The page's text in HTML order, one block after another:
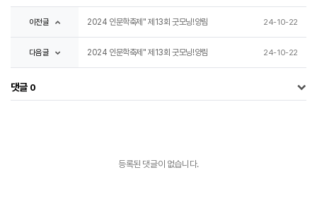
이전글 2024 인문학축제" 제13회 굿모닝!양림 24-10-22
다음글 2024 인문학축제" 제13회 굿모닝!양림 24-10-22
댓글 0
등록된 댓글이 없습니다.